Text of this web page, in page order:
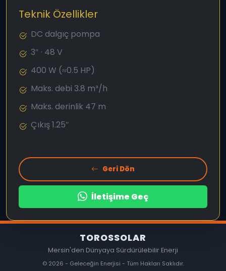
Teknik Özellikler
DC dalgıç pompa
3″ · 48 V
400 W (≈0.5 HP)
Maks. debi 3.8 m³/h
Maks. derinlik 47 m
Çıkış 1.25″
Geri Dön
İletişime Geç
TOROSSOLAR
Mersin'den Dünyaya Sürdürülebilir Enerji
© 2026 - Geleceğin Enerjisi - Tüm Hakları Saklıdır.